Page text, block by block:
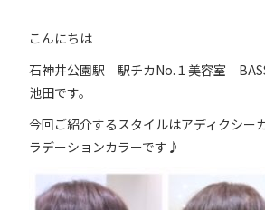
こんにちは
石神井公園駅 駅チカNo.１美容室
池田です。
今回ご紹介するスタイルはアディクシー
ラデーションカラーです♪